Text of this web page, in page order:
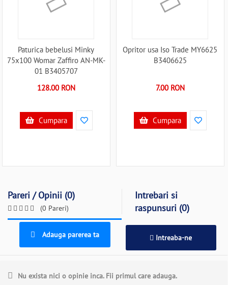
Paturica bebelusi Minky
75x100 Womar Zaffiro AN-MK-
01 B3405707
128.00 RON
Cumpara
Opritor usa Iso Trade MY6625
B3406625
7.00 RON
Cumpara
Pareri / Opinii (0)
(0 Pareri)
Intrebari si
raspunsuri (0)
Adauga parerea ta Intreaba-ne
Nu exista nici o opinie inca. Fii primul care adauga.